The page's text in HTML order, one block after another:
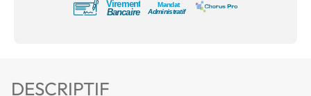
DESCRIPTIF